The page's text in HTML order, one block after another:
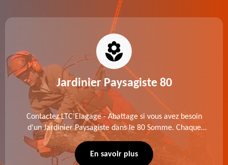
Jardinier Paysagiste 80
Contactez LTC Elagage - Abattage si vous avez besoin
d'un Jardinier Paysagiste dans le 80 Somme. Chaque
intervention est exécutée selon les normes en vigueur.
Découvrez un extérieur exceptionnel grâce à notre
En savoir plus